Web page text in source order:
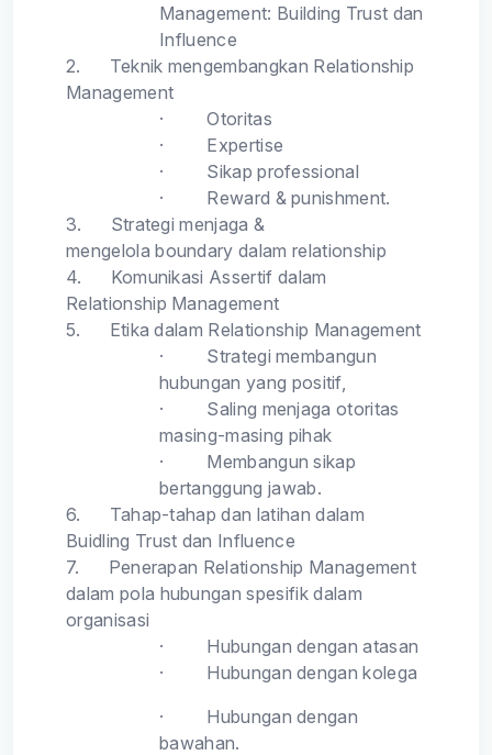
Management: Building Trust dan
Influence
2.
Teknik mengembangkan Relationship
Management
·
Otoritas
·
Expertise
·
Sikap professional
·
Reward & punishment.
3.
Strategi menjaga &
mengelola boundary dalam relationship
4.
Komunikasi Assertif dalam
Relationship Management
5.
Etika dalam Relationship Management
·
Strategi membangun
hubungan yang positif,
·
Saling menjaga otoritas
masing-masing pihak
·
Membangun sikap
bertanggung jawab.
6.
Tahap-tahap dan latihan dalam
Buidling Trust dan Influence
7.
Penerapan Relationship Management
dalam pola hubungan spesifik dalam
organisasi
·
Hubungan dengan atasan
·
Hubungan dengan kolega
·
Hubungan dengan
bawahan.